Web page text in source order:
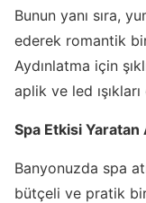
Bunun yanı sıra,
ederek romantik
Aydınlatma için
aplik ve led
Spa Etkisi
Banyonuzda spa
bütçeli ve pratik